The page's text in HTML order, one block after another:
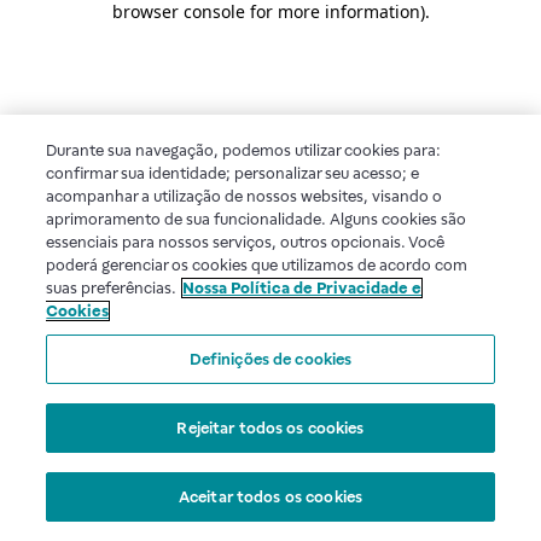
browser console for more information).
Durante sua navegação, podemos utilizar cookies para:
confirmar sua identidade; personalizar seu acesso; e
acompanhar a utilização de nossos websites, visando o
aprimoramento de sua funcionalidade. Alguns cookies são
essenciais para nossos serviços, outros opcionais. Você
poderá gerenciar os cookies que utilizamos de acordo com
suas preferências. Nossa Política de Privacidade e
Cookies
Definições de cookies
Rejeitar todos os cookies
Aceitar todos os cookies